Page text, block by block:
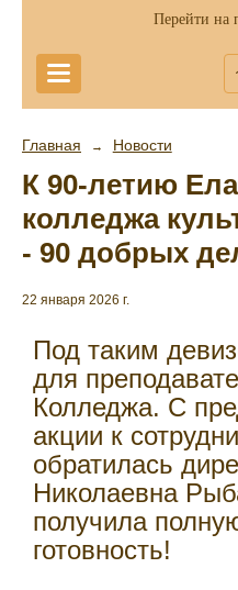
Перейти на
Главная → Новости
К 90-летию
колледжа
- 90 добрых
22 января 2026 г.
Под таким
для
Колледжа. С
акции к
обратилась
Николаевна
получила
готовность!